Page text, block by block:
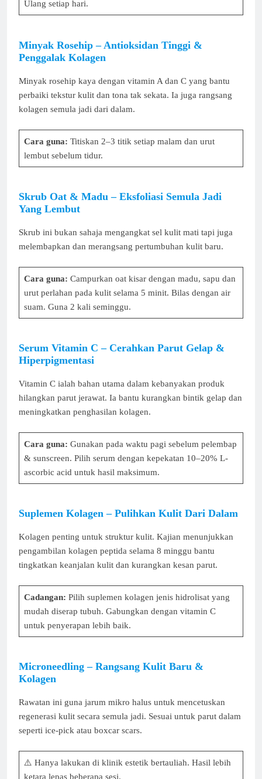
Ulang setiap hari.
Minyak Rosehip – Antioksidan Tinggi &
Penggalak Kolagen
Minyak rosehip kaya dengan vitamin A dan C yang bantu
perbaiki tekstur kulit dan tona tak sekata. Ia juga rangsang
kolagen semula jadi dari dalam.
Cara guna: Titiskan 2–3 titik setiap malam dan urut
lembut sebelum tidur.
Skrub Oat & Madu – Eksfoliasi Semula Jadi
Yang Lembut
Skrub ini bukan sahaja mengangkat sel kulit mati tapi juga
melembapkan dan merangsang pertumbuhan kulit baru.
Cara guna: Campurkan oat kisar dengan madu, sapu dan
urut perlahan pada kulit selama 5 minit. Bilas dengan air
suam. Guna 2 kali seminggu.
Serum Vitamin C – Cerahkan Parut Gelap &
Hiperpigmentasi
Vitamin C ialah bahan utama dalam kebanyakan produk
hilangkan parut jerawat. Ia bantu kurangkan bintik gelap dan
meningkatkan penghasilan kolagen.
Cara guna: Gunakan pada waktu pagi sebelum pelembap
& sunscreen. Pilih serum dengan kepekatan 10–20% L-
ascorbic acid untuk hasil maksimum.
Suplemen Kolagen – Pulihkan Kulit Dari Dalam
Kolagen penting untuk struktur kulit. Kajian menunjukkan
pengambilan kolagen peptida selama 8 minggu bantu
tingkatkan keanjalan kulit dan kurangkan kesan parut.
Cadangan: Pilih suplemen kolagen jenis hidrolisat yang
mudah diserap tubuh. Gabungkan dengan vitamin C
untuk penyerapan lebih baik.
Microneedling – Rangsang Kulit Baru &
Kolagen
Rawatan ini guna jarum mikro halus untuk mencetuskan
regenerasi kulit secara semula jadi. Sesuai untuk parut dalam
seperti ice-pick atau boxcar scars.
⚠️ Hanya lakukan di klinik estetik bertauliah. Hasil lebih
ketara lepas beberapa sesi.